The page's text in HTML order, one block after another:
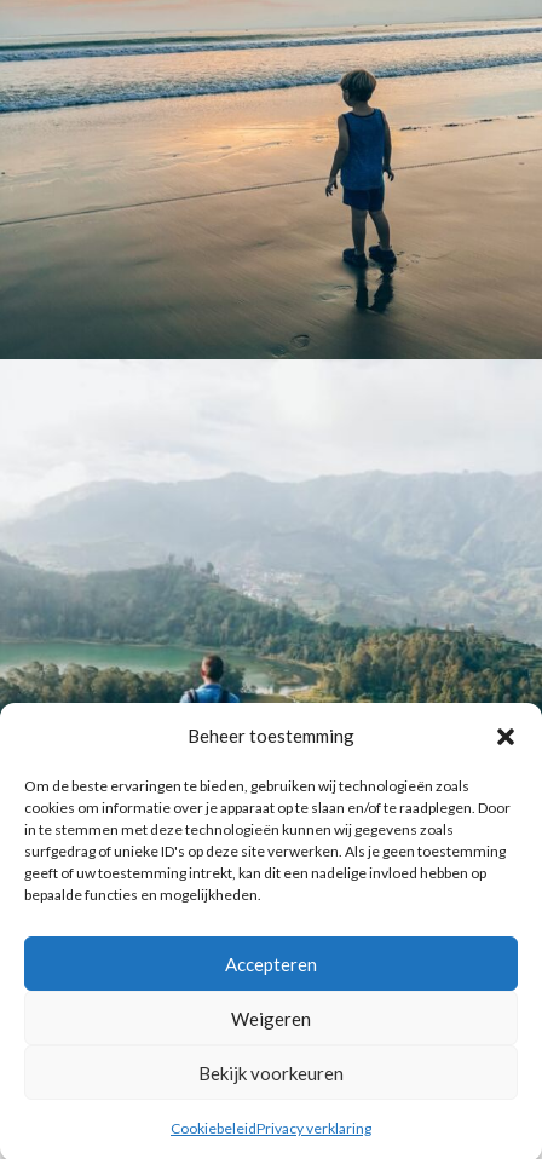
Beheer toestemming
Om de beste ervaringen te bieden, gebruiken wij technologieën zoals
cookies om informatie over je apparaat op te slaan en/of te raadplegen. Door
in te stemmen met deze technologieën kunnen wij gegevens zoals
surfgedrag of unieke ID's op deze site verwerken. Als je geen toestemming
geeft of uw toestemming intrekt, kan dit een nadelige invloed hebben op
bepaalde functies en mogelijkheden.
Accepteren
Weigeren
Bekijk voorkeuren
CookiebeleidPrivacy verklaring
Laat meer posts zien Volg me op Instagram
Copyright © 2016 Reismuts.nl - All rights reserved - Powered by